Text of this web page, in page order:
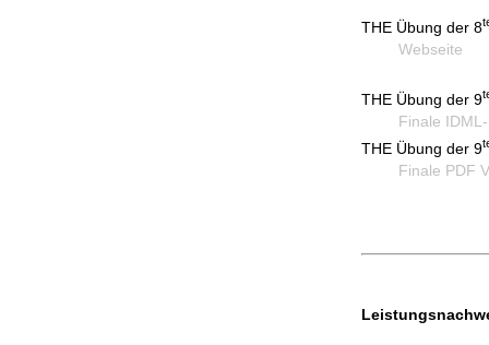
THE Übung der 8
Webseite
THE Übung der 9
Finale IDML-
THE Übung der 9
Finale PDF